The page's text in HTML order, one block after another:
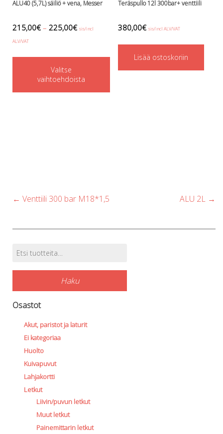
the
product
ALU40 (5,7L) säiliö + vena, Messer
215,00€– 225,00€ sis/incl
ALV/VAT
Valitse
vaihtoehdoista
This
product
product
Teräspullo 12l 300bar+ venttiili
380,00€ sis/incl ALV/VAT
Lisää ostoskoriin
Post
← Venttiili 300 bar M18*1,5 ALU 2L →
Tuotehaku
Etsi:
Haku
Osastot
Akut, paristot ja laturit
Ei kategoriaa
Huolto
Kuivapuvut
Lahjakortti
Letkut
Liivin/puvun letkut
Muut letkut
Painemittarin letkut